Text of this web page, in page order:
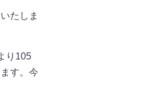
たしま
り105
す。今